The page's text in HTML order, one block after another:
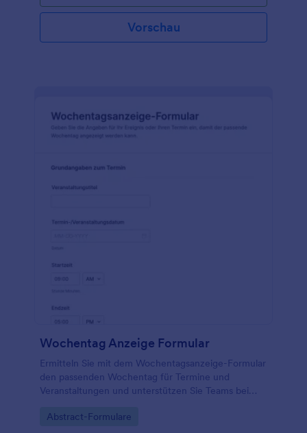
Vorschau
Wochentag Anzeige Formular
Ermitteln Sie mit dem Wochentagsanzeige-Formular
den passenden Wochentag für Termine und
Veranstaltungen und unterstützen Sie Teams bei
mit einer flexiblen Formularvorlage in Jotform.
Go to Category:
Abstract-Formulare